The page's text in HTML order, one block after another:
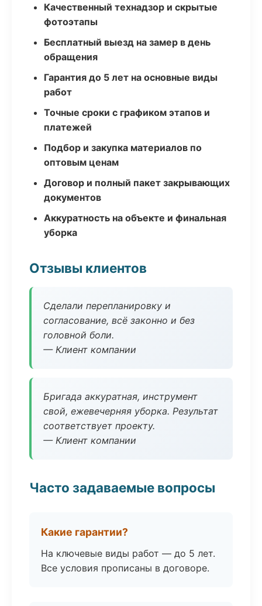
Качественный технадзор и скрытые
фотоэтапы
Бесплатный выезд на замер в день
обращения
Гарантия до 5 лет на основные виды
работ
Точные сроки с графиком этапов и
платежей
Подбор и закупка материалов по
оптовым ценам
Договор и полный пакет закрывающих
документов
Аккуратность на объекте и финальная
уборка
Отзывы клиентов
Сделали перепланировку и
согласование, всё законно и без
головной боли.
— Клиент компании
Бригада аккуратная, инструмент
свой, ежевечерняя уборка. Результат
соответствует проекту.
— Клиент компании
Часто задаваемые вопросы
Какие гарантии?
На ключевые виды работ — до 5 лет.
Все условия прописаны в договоре.